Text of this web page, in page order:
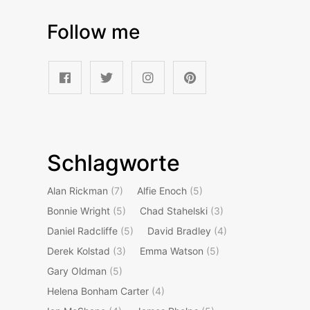
Follow me
Schlagworte
Alan Rickman (7) Alfie Enoch (5)
Bonnie Wright (5) Chad Stahelski (3)
Daniel Radcliffe (5) David Bradley (4)
Derek Kolstad (3) Emma Watson (5)
Gary Oldman (5)
Helena Bonham Carter (4)